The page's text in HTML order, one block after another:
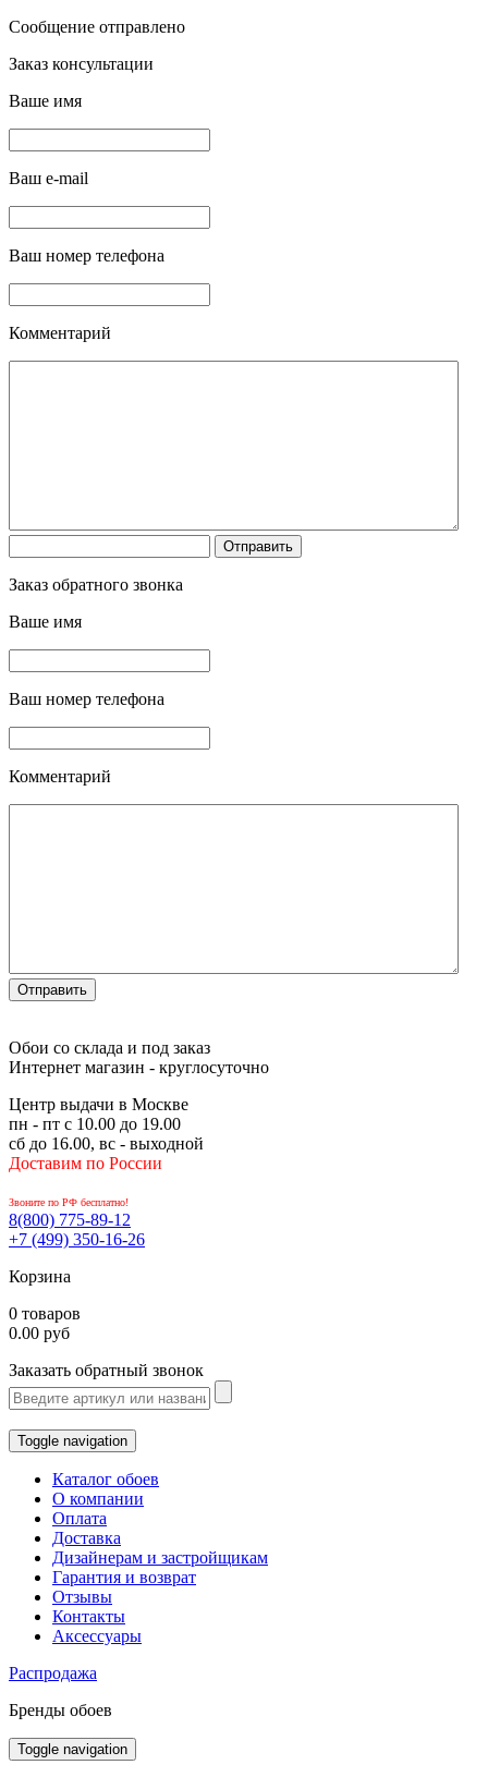
Сообщение отправлено
Заказ консультации
Ваше имя
Ваш e-mail
Ваш номер телефона
Комментарий
Заказ обратного звонка
Ваше имя
Ваш номер телефона
Комментарий
Обои со склада и под заказ
Интернет магазин - круглосуточно
Центр выдачи в Москве
пн - пт с 10.00 до 19.00
сб до 16.00, вс - выходной
Доставим по России
Звоните по РФ бесплатно!
8(800) 775-89-12
+7 (499) 350-16-26
Корзина
0 товаров
0.00 руб
Заказать обратный звонок
Toggle navigation
Каталог обоев
О компании
Оплата
Доставка
Дизайнерам и застройщикам
Гарантия и возврат
Отзывы
Контакты
Аксессуары
Распродажа
Бренды обоев
Toggle navigation